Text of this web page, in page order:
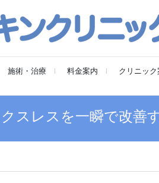
施術・治療 料金案内 クリニック
スレスを一瞬で改善